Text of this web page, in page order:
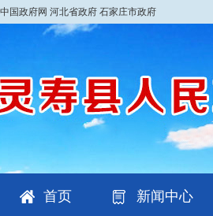
中国政府网 河北省政府 石家庄市政府
首页 新闻中心